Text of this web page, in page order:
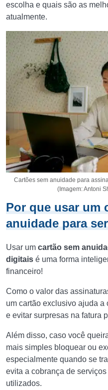
escolha e quais são as
atualmente.
Cartões sem anuidade para
(Imagem: Antoni
Por que usar um
anuidade para
Usar um cartão sem
digitais é uma forma
financeiro!
Como o valor das
um cartão exclusivo ajuda
e evitar surpresas na fatura
Além disso, caso você
mais simples bloquear ou
especialmente quando se
evita a cobrança de
utilizados.